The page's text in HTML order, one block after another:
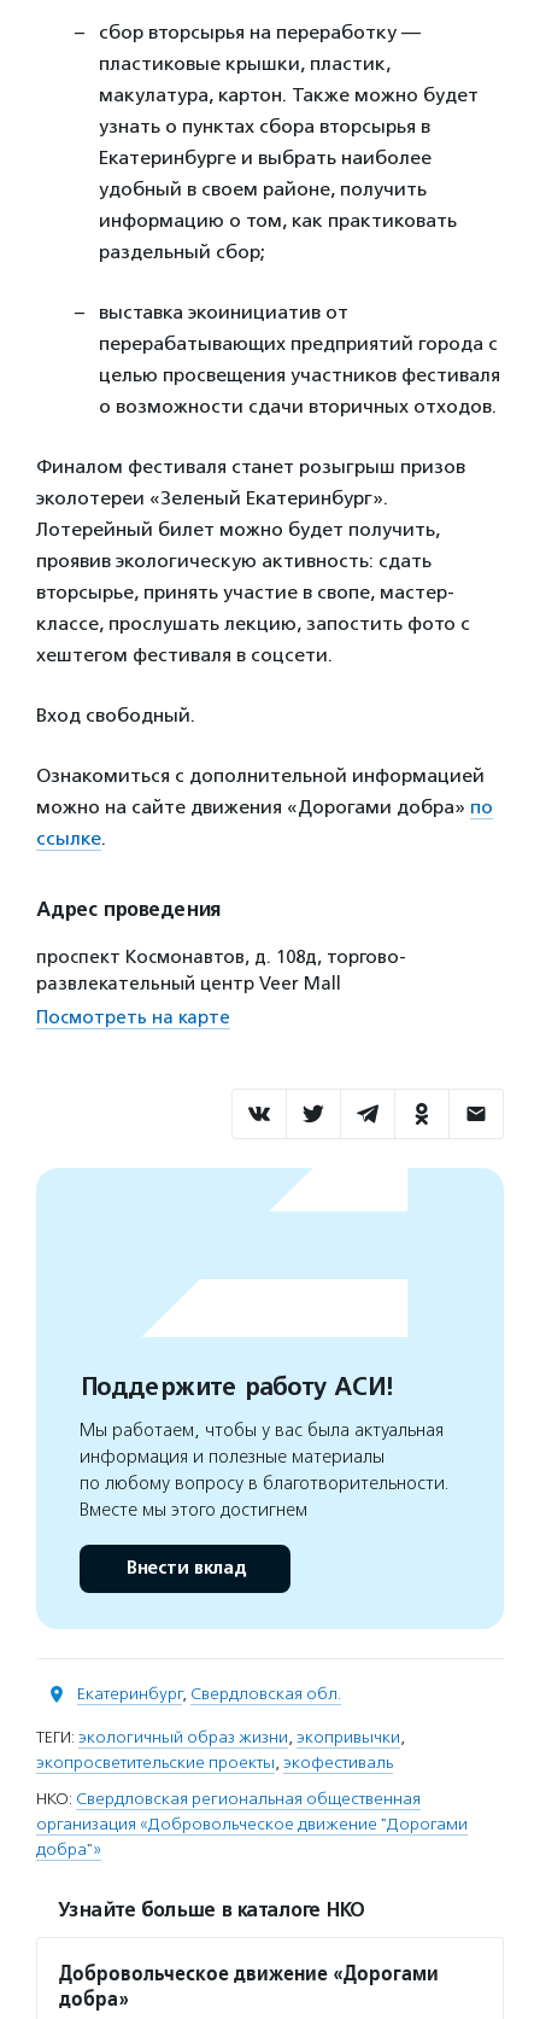
сбор вторсырья на переработку —
пластиковые крышки, пластик,
макулатура, картон. Также можно будет
узнать о пунктах сбора вторсырья в
Екатеринбурге и выбрать наиболее
удобный в своем районе, получить
информацию о том, как практиковать
раздельный сбор;
выставка экоинициатив от
перерабатывающих предприятий города с
целью просвещения участников фестиваля
о возможности сдачи вторичных отходов.
Финалом фестиваля станет розыгрыш призов
эколотереи «Зеленый Екатеринбург».
Лотерейный билет можно будет получить,
проявив экологическую активность: сдать
вторсырье, принять участие в свопе, мастер-
классе, прослушать лекцию, запостить фото с
хештегом фестиваля в соцсети.
Вход свободный.
Ознакомиться с дополнительной информацией
можно на сайте движения «Дорогами добра» по
ссылке.
Адрес проведения
проспект Космонавтов, д. 108д, торгово-
развлекательный центр Veer Mall
Посмотреть на карте
Поддержите работу АСИ!
Мы работаем, чтобы у вас была актуальная
информация и полезные материалы
по любому вопросу в благотворительности.
Вместе мы этого достигнем
Внести вклад
Екатеринбург, Свердловская обл.
ТЕГИ: экологичный образ жизни, экопривычки,
экопросветительские проекты, экофестиваль
НКО: Свердловская региональная общественная
организация «Добровольческое движение "Дорогами
добра"»
Узнайте больше в каталоге НКО
Добровольческое движение «Дорогами
добра»